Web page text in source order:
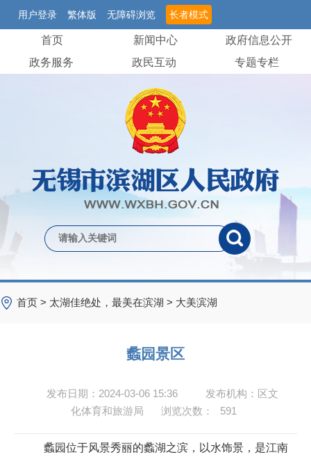
用户登录 繁体版 无障碍浏览 长者模式
首页 新闻中心
政府信息公开
政务服务
政民互动 专题专栏
首页 > 太湖佳绝处，最美在滨湖 > 大美滨湖
蠡园景区
发布日期：2024-03-06 15:36
发布机构：区文
化体育和旅游局
浏览次数： 591
蠡园位于风景秀丽的蠡湖之滨，以水饰景，是江南